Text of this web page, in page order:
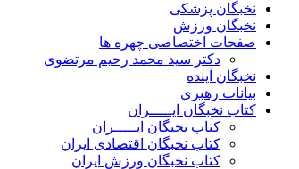
نخبگان پزشکی
نخبگان ورزش
صفحات اختصاصی چهره ها
دکتر سید محمد رحیم مرتضوی
نخبگان آینده
بیانات رهبری
کتاب نخبگان ایـــــران
کتاب نخبگان ایـــــران
کتاب نخبگان اقتصادی ایران
کتاب نخبگان ورزش ایران